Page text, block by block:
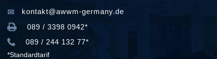
kontakt@awwm-germany.de
089 / 3398 0942*
089 / 244 132 77*
*Standardtarif